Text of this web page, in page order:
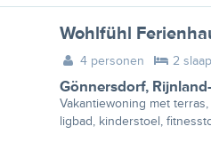
Wohlfühl
4 personen 2
Gönnersdorf,
Vakantiewoning met
ligbad, kinderstoel,